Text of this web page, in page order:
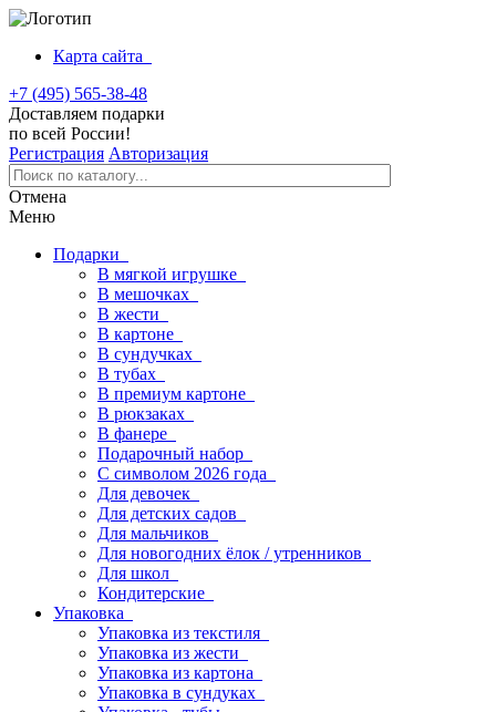
Карта сайта
+7 (495) 565-38-48
Доставляем подарки
по всей России!
Регистрация Авторизация
Отмена
Меню
Подарки
В мягкой игрушке
В мешочках
В жести
В картоне
В сундучках
В тубах
В премиум картоне
В рюкзаках
В фанере
Подарочный набор
С символом 2026 года
Для девочек
Для детских садов
Для мальчиков
Для новогодних ёлок / утренников
Для школ
Кондитерские
Упаковка
Упаковка из текстиля
Упаковка из жести
Упаковка из картона
Упаковка в сундуках